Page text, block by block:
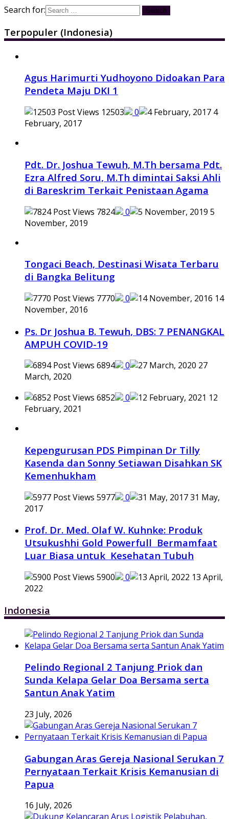
Search for:
Terpopuler (Indonesia)
Agus Harimurti Yudhoyono Didoakan Para
Pendeta Maju DKI 1
12503 0
4
February, 2017
Pdt. Dr. Joshua Tewuh, M.Th bersama Pdt.
Ezra Alfred Soru, M.Th dimintai Saksi Ahli
di Bareskrim Terkait Penistaan Agama
7824 0
5
November, 2019
Tongaci Beach, Destinasi Wisata Terbaru
di Bangka Belitung
7770 0
14
November, 2016
Ps. Dr Joshua B. Tewuh, DBS: 7 PENANGKAL
AMPUH COVID-19
6894 0
27
March, 2020
6852
0
12
February, 2021
Kepengurusan PDS Pimpinan Dr Tilly
Kasenda dan Sonny Setiawan Disahkan SK
Kemenhukham
5977 0
31 May,
2017
Prof. Dr. Med. Olaf W. Kuhnke: Produk
Utsukushhi Gold Powerfull Bermamfaat
Luar Biasa untuk Kesehatan Tubuh
5900 0
13 April,
2022
Indonesia
Pelindo Regional 2 Tanjung Priok dan
Sunda Kelapa Gelar Doa Bersama serta
Santun Anak Yatim
23 July, 2026
Gabungan Aras Gereja Nasional Serukan 7
Pernyataan Terkait Krisis Kemanusian di
Papua
16 July, 2026